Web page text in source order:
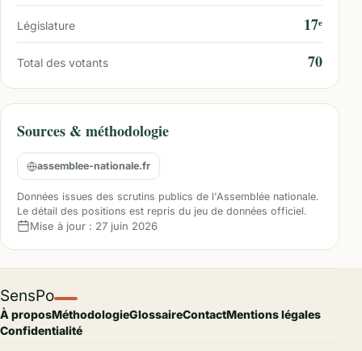
Législature 17ᵉ
Total des votants 70
Sources & méthodologie
assemblee-nationale.fr
Données issues des scrutins publics de l'Assemblée nationale.
Le détail des positions est repris du jeu de données officiel.
Mise à jour : 27 juin 2026
SensPo
À proposMéthodologieGlossaireContactMentions légales
Confidentialité